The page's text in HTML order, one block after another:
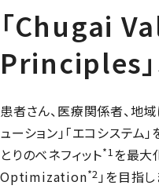
「Chugai
Principles
患者さん、医療関係者、地域
ューション」「エコシステ
とりのベネフィット*1を最大
Optimization*2 」を目指し